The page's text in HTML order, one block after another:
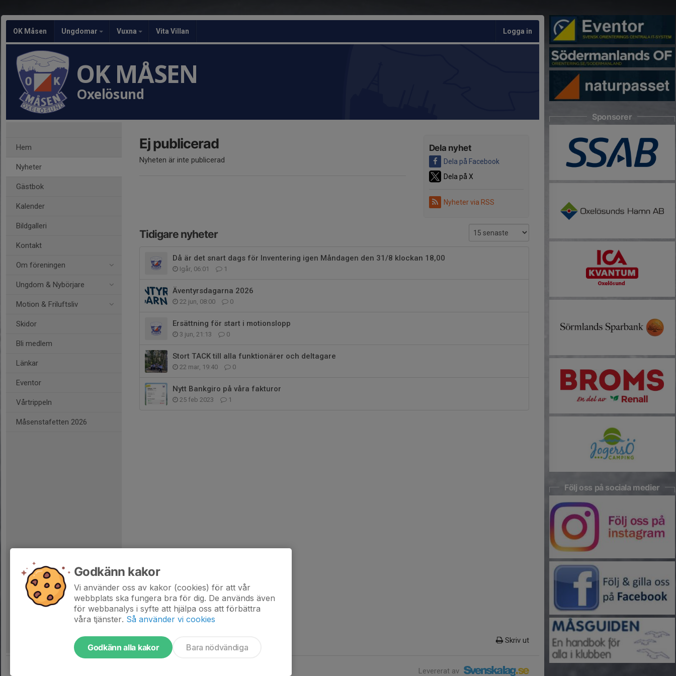
OK Måsen Ungdomar Vuxna Vita Villan Logga in
OK MÅSEN
Oxelösund
Hem
Nyheter
Gästbok
Kalender
Bildgalleri
Kontakt
Om föreningen
Ungdom & Nybörjare
Motion & Friluftsliv
Skidor
Bli medlem
Länkar
Eventor
Vårtrippeln
Måsenstafetten 2026
Dela nyhet
Dela på Facebook
Dela på X
Nyheter via RSS
Ej publicerad
Nyheten är inte publicerad
Tidigare nyheter
Då är det snart dags för Inventering igen Måndagen den 31/8 klockan 18,00
Igår, 06:01 1
Äventyrsdagarna 2026
22 jun, 08:00 0
Ersättning för start i motionslopp
3 jun, 21:13 0
Stort TACK till alla funktionärer och deltagare
22 mar, 19:40 0
Nytt Bankgiro på våra fakturor
25 feb 2023 1
Skriv ut
Levererat av
Sponsorer
Följ oss på sociala medier
Godkänn kakor
Vi använder oss av kakor (cookies) för att vår
webbplats ska fungera bra för dig. De används även
för webbanalys i syfte att hjälpa oss att förbättra
våra tjänster. Så använder vi cookies
Godkänn alla kakor Bara nödvändiga